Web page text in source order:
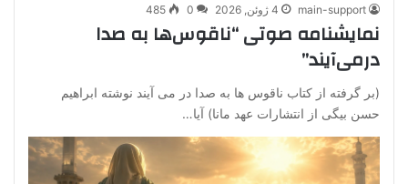
main-support 4 ژوئن, 2026 0
485
نمایشنامه صوتی “ناقوس‌ها به صدا
در‌می‌آیند”
(بر گرفته از کتاب ناقوس ها به صدا در می آیند نوشته ابراهیم
حسن بیگی از انتشارات عهد مانا) آیا…